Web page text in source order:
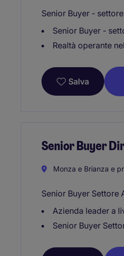
Senior Buyer -
Senior Buyer -
Realtà operante
Salva
Senior Buyer
Monza e Brianza e
Senior Buyer Settore
Azienda leader a
Senior Buyer